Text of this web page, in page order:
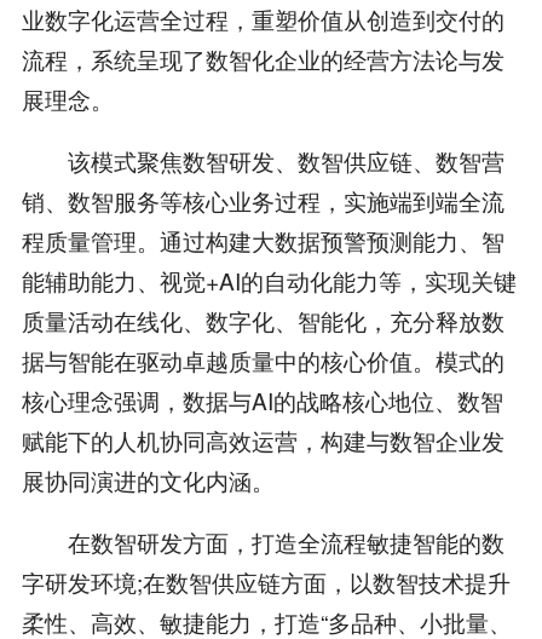
业数字化运营全过程，重塑价值从创造到交付的
流程，系统呈现了数智化企业的经营方法论与发
展理念。
该模式聚焦数智研发、数智供应链、数智营
销、数智服务等核心业务过程，实施端到端全流
程质量管理。通过构建大数据预警预测能力、智
能辅助能力、视觉+AI的自动化能力等，实现关键
质量活动在线化、数字化、智能化，充分释放数
据与智能在驱动卓越质量中的核心价值。模式的
核心理念强调，数据与AI的战略核心地位、数智
赋能下的人机协同高效运营，构建与数智企业发
展协同演进的文化内涵。
在数智研发方面，打造全流程敏捷智能的数
字研发环境;在数智供应链方面，以数智技术提升
柔性、高效、敏捷能力，打造“多品种、小批量、